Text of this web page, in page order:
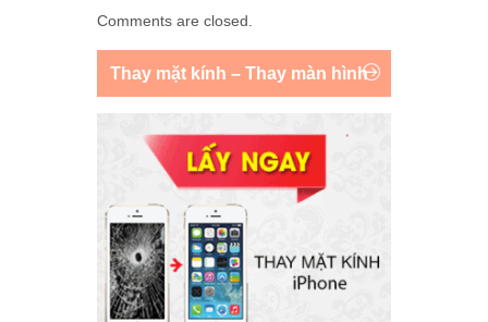
Comments are closed.
Thay mặt kính – Thay màn hình